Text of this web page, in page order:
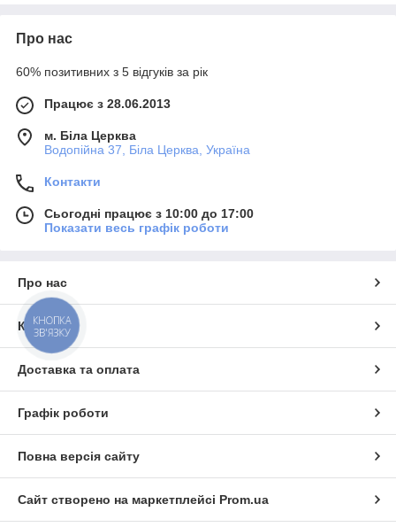
Про нас
60% позитивних з 5 відгуків за рік
Працює з 28.06.2013
м. Біла Церква
Водопійна 37, Біла Церква, Україна
Контакти
Сьогодні працює з 10:00 до 17:00
Показати весь графік роботи
Про нас
Контакти
Доставка та оплата
Графік роботи
Повна версія сайту
Сайт створено на маркетплейсі Prom.ua
КНОПКА
ЗВ'ЯЗКУ